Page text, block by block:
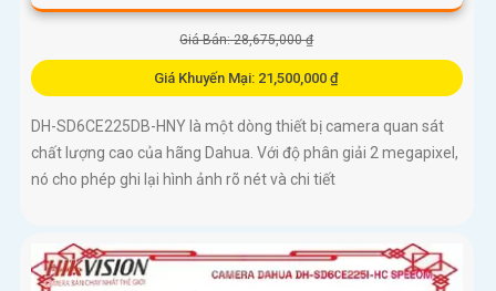
Giá Bán: 28,675,000 ₫
Giá Khuyến Mại: 21,500,000 ₫
DH-SD6CE225DB-HNY là một dòng thiết bị camera quan sát
chất lượng cao của hãng Dahua. Với độ phân giải 2 megapixel,
nó cho phép ghi lại hình ảnh rõ nét và chi tiết